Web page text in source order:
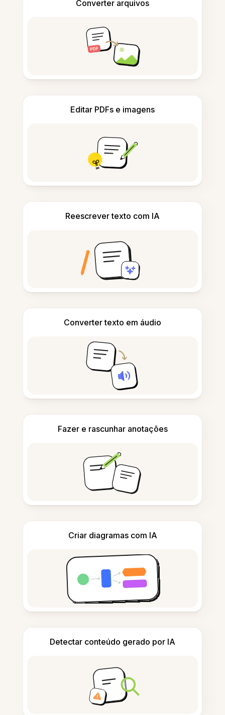
Converter arquivos
Editar PDFs e imagens
Reescrever texto com IA
Converter texto em áudio
Fazer e rascunhar anotações
Criar diagramas com IA
Detectar conteúdo gerado por IA